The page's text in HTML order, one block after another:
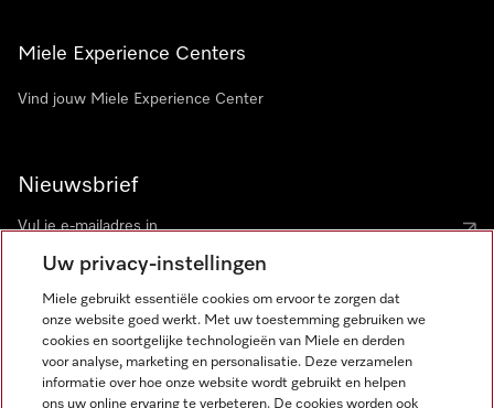
Miele Experience Centers
Vind jouw Miele Experience Center
Nieuwsbrief
Miele op Instagram
Miele op Facebook
Miele op Youtube
Uw privacy-instellingen
Miele gebruikt essentiële cookies om ervoor te zorgen dat
onze website goed werkt. Met uw toestemming gebruiken we
cookies en soortgelijke technologieën van Miele en derden
voor analyse, marketing en personalisatie. Deze verzamelen
informatie over hoe onze website wordt gebruikt en helpen
ons uw online ervaring te verbeteren. De cookies worden ook